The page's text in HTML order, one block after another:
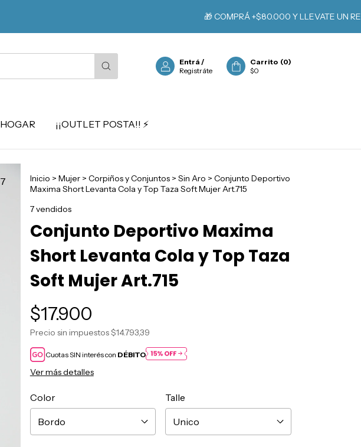
🎁 COMPRÁ +$80.000 Y LLEVATE UN REGALO
Entrá /
Registráte
Carrito (0)
$0
HOGAR ¡¡OUTLET POSTA!! ⚡️
7 Inicio > Mujer > Corpiños y Conjuntos > Sin Aro > Conjunto Deportivo
Maxima Short Levanta Cola y Top Taza Soft Mujer Art.715
7 vendidos
Conjunto Deportivo Maxima
Short Levanta Cola y Top Taza
Soft Mujer Art.715
$17.900
Precio sin impuestos$14.793,39
Cuotas SIN interés con DÉBITO
Ver más detalles
Color Talle